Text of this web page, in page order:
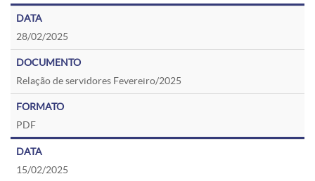
28/02/2025
Relação de servidores Fevereiro/2025
PDF
15/02/2025